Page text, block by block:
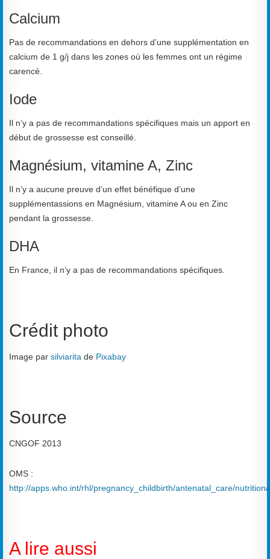
Calcium
Pas de recommandations en dehors d’une supplémentation en
calcium de 1 g/j dans les zones où les femmes ont un régime
carencé.
Iode
Il n’y a pas de recommandations spécifiques mais un apport en
début de grossesse est conseillé.
Magnésium, vitamine A, Zinc
Il n’y a aucune preuve d’un effet bénéfique d’une
supplémentassions en Magnésium, vitamine A ou en Zinc
pendant la grossesse.
DHA
En France, il n’y a pas de recommandations spécifiques.
Crédit photo
Image par silviarita de Pixabay
Source
CNGOF 2013
OMS :
http://apps.who.int/rhl/pregnancy_childbirth/antenatal_care/
A lire aussi